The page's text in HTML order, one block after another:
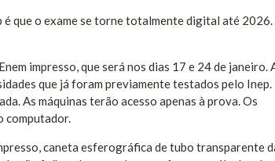
é que o exame se torne totalmente digital até 2026.
impresso, que será nos dias 17 e 24 de janeiro.
que já foram previamente testados pelo Inep.
As máquinas terão acesso apenas à prova. Os
computador.
caneta esferográfica de tubo transparente